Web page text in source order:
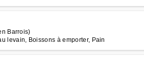
Barrois)
levain, Boissons à emporter, Pain